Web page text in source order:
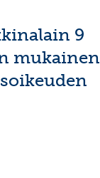
9
mukainen